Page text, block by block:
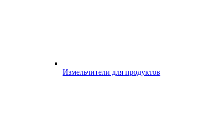
Измельчители для продуктов